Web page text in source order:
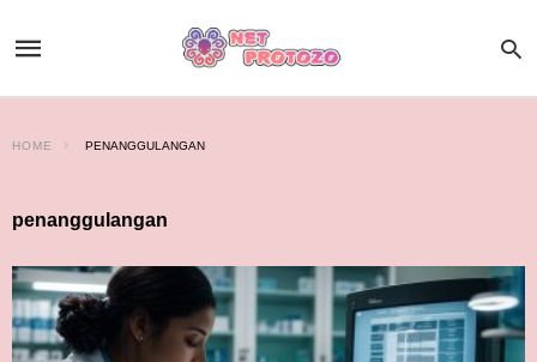
HOME PENANGGULANGAN
penanggulangan